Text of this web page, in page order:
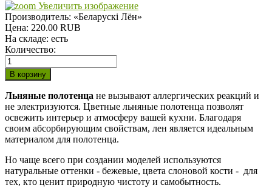
Увеличить изображение
Производитель: «Беларускi Лён»
Цена: 220.00 RUB
На складе: есть
Количество:
Льняные полотенца не вызывают аллергических реакций и
не электризуются. Цветные льняные полотенца позволят
освежить интерьер и атмосферу вашей кухни. Благодаря
своим абсорбирующим свойствам, лен является идеальным
материалом для полотенца.
Но чаще всего при создании моделей используются
натуральные оттенки - бежевые, цвета слоновой кости - для
тех, кто ценит природную чистоту и самобытность.